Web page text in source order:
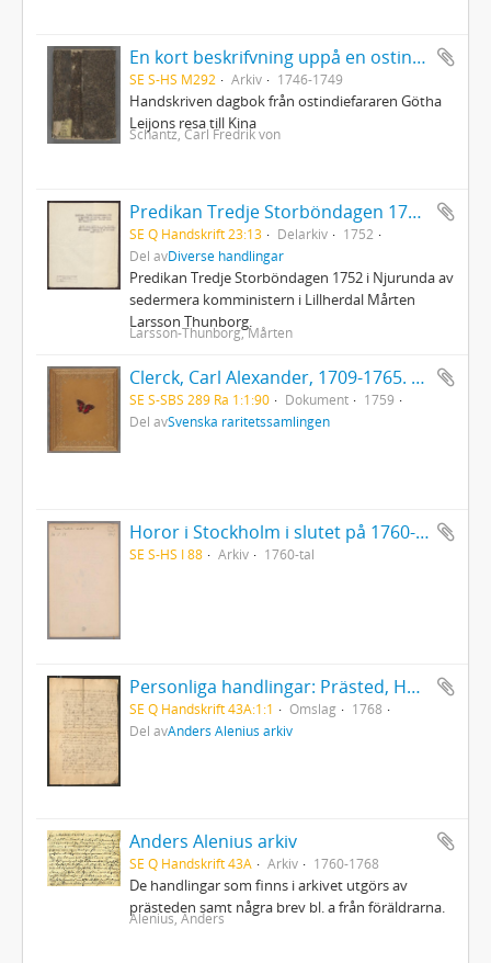
En kort beskrifvning uppå en ostindisk resa till Canton uthi Chinah - förrättat af Carl Fredrich von Schantz ifrån åhr 1746 till åhr 1749
SE S-HS M292 Arkiv 1746-1749
Handskriven dagbok från ostindiefararen Götha
Leijons resa till Kina
Schantz, Carl Fredrik von
Predikan Tredje Storböndagen 1752 i Njurunda
SE Q Handskrift 23:13 Delarkiv
1752
Del avDiverse handlingar
Predikan Tredje Storböndagen 1752 i Njurunda av
sedermera komministern i Lillherdal Mårten
Larsson Thunborg.
Larsson-Thunborg, Mårten
Clerck, Carl Alexander, 1709-1765. - Icones insectorum rariorum. (Pl.titelbl.) Stockholm. 1-2. 1759-65. [Del 1], Caroli Clerck reg: soc: scient: Upsal: membr: Icones insectorum rariorum cum nominibus eorum trivialibus, locisqve e C: Linnæi ... Syst: nat: allegatis Holmiæ 1759.. - 1759
SE S-SBS 289 Ra 1:1:90 Dokument
1759
Del avSvenska raritetssamlingen
Horor i Stockholm i slutet på 1760-talet
SE S-HS I 88 Arkiv 1760-tal
Personliga handlingar: Prästed, Härnösand 1768
SE Q Handskrift 43A:1:1 Omslag
1768
Del avAnders Alenius arkiv
Anders Alenius arkiv
SE Q Handskrift 43A Arkiv 1760-1768
De handlingar som finns i arkivet utgörs av
prästeden samt några brev bl. a från föräldrarna.
Alenius, Anders